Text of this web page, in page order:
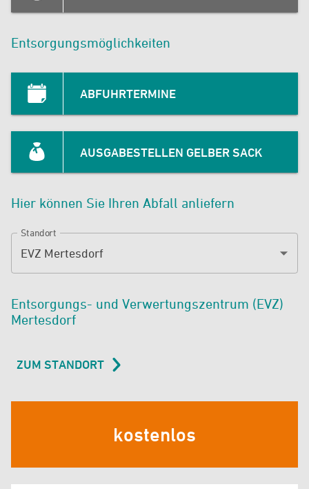
Entsorgungsmöglichkeiten
ABFUHRTERMINE
AUSGABESTELLEN GELBER SACK
Hier können Sie Ihren Abfall anliefern
Standort
EVZ Mertesdorf
Entsorgungs- und Verwertungszentrum (EVZ)
Mertesdorf
ZUM STANDORT
kostenlos